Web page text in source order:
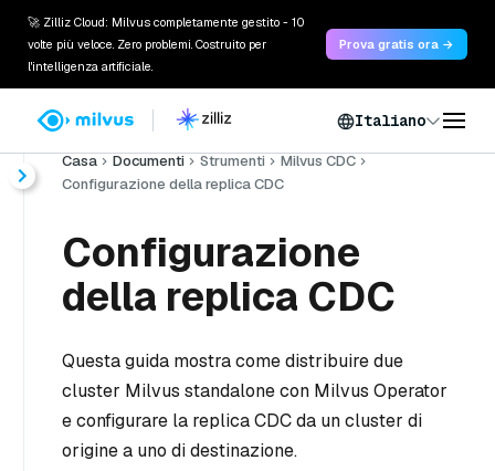
🚀 Zilliz Cloud: Milvus completamente gestito - 10
volte più veloce. Zero problemi. Costruito per
l'intelligenza artificiale.
Prova gratis ora →
Italiano
Casa Documenti Strumenti
Milvus CDC
Configurazione della replica CDC
Configurazione
della replica CDC
Questa guida mostra come distribuire due
cluster Milvus standalone con Milvus Operator
e configurare la replica CDC da un cluster di
origine a uno di destinazione.